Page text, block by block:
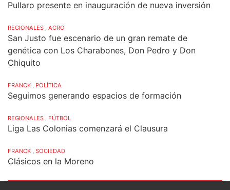
Pullaro presente en inauguración de nueva inversión
REGIONALES AGRO
San Justo fue escenario de un gran remate de
genética con Los Charabones, Don Pedro y Don
Chiquito
FRANCK POLÍTICA
Seguimos generando espacios de formación
REGIONALES FÚTBOL
Liga Las Colonias comenzará el Clausura
FRANCK SOCIEDAD
Clásicos en la Moreno